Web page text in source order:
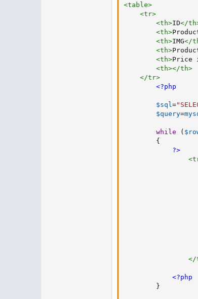
<table>
<tr>
<th>ID</th
<th>
<th>IMG</
<th>
<th>Price
<th></th>
</tr>
<?php
$sql =
$query=
while (
{
?>
<
</
<?php
}